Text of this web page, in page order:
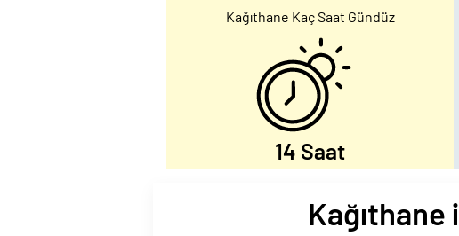
Kağıthane Kaç Saat Gündüz
14 Saat
Kağıthane